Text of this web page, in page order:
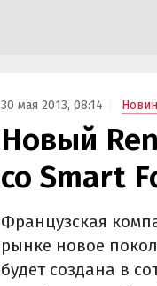
30 мая 2013, 08:14
Новый
со Smart
Французская
рынке новое
будет создана в